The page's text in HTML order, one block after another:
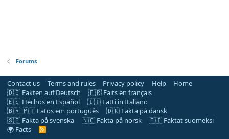
Forums
Contact us Terms and rules Privacy policy Help
Home
🇩🇪 Fakten auf Deutsch
🇫🇷 Faits en français
🇪🇸 Hechos en Español
🇮🇹 Fatti in Italiano
🇧🇷 🇵🇹 Fatos em português
🇩🇰 Fakta på dansk
🇸🇪 Fakta på svenska
🇳🇴 Fakta på norsk
🇫🇮 Faktat suomeksi
🌍 Facts
R